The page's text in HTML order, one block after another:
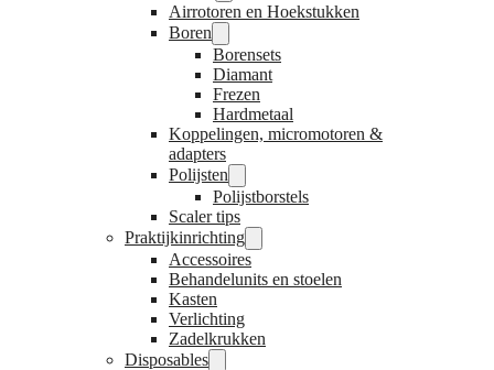
Airrotoren en Hoekstukken
Boren
Borensets
Diamant
Frezen
Hardmetaal
Koppelingen, micromotoren &
adapters
Polijsten
Polijstborstels
Scaler tips
Praktijkinrichting
Accessoires
Behandelunits en stoelen
Kasten
Verlichting
Zadelkrukken
Disposables